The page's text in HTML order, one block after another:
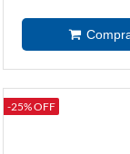
-25% OFF